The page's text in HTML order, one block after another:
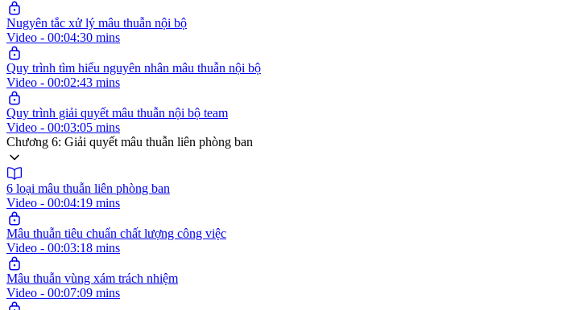
Nugyên tắc xử lý mâu thuẫn nội bộ
Video - 00:04:30 mins
Quy trình tìm hiểu nguyên nhân mâu thuẫn nội bộ
Video - 00:02:43 mins
Quy trình giải quyết mâu thuẫn nội bộ team
Video - 00:03:05 mins
Chương 6: Giải quyết mâu thuẫn liên phòng ban
6 loại mâu thuẫn liên phòng ban
Video - 00:04:19 mins
Mâu thuẫn tiêu chuẩn chất lượng công việc
Video - 00:03:18 mins
Mâu thuẫn vùng xám trách nhiệm
Video - 00:07:09 mins